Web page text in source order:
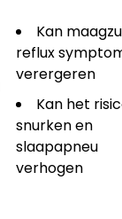
Kan
reflux
verergeren
Kan het
snurken en
slaapapneu
verhogen